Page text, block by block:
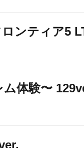
ンティア5
体験〜